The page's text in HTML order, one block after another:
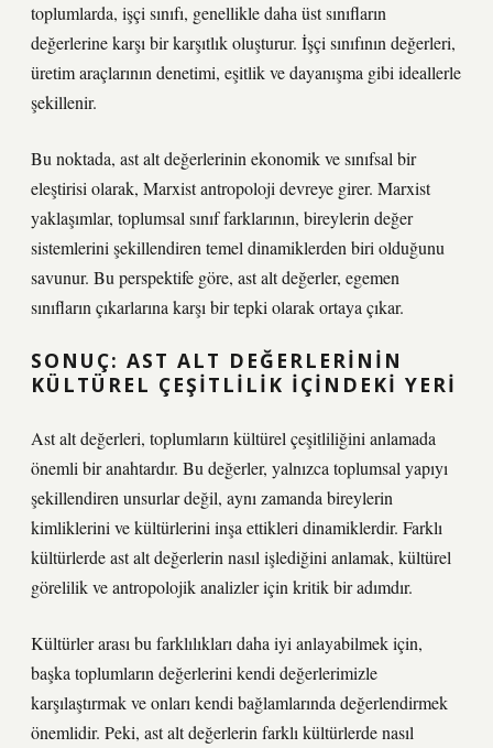
toplumlarda, işçi sınıfı, genellikle daha üst sınıfların
değerlerine karşı bir karşıtlık oluşturur. İşçi sınıfının değerleri,
üretim araçlarının denetimi, eşitlik ve dayanışma gibi ideallerle
şekillenir.
Bu noktada, ast alt değerlerinin ekonomik ve sınıfsal bir
eleştirisi olarak, Marxist antropoloji devreye girer. Marxist
yaklaşımlar, toplumsal sınıf farklarının, bireylerin değer
sistemlerini şekillendiren temel dinamiklerden biri olduğunu
savunur. Bu perspektife göre, ast alt değerler, egemen
sınıfların çıkarlarına karşı bir tepki olarak ortaya çıkar.
SONUÇ: AST ALT DEĞERLERININ
KÜLTÜREL ÇEŞITLILIK İÇINDEKI YERI
Ast alt değerleri, toplumların kültürel çeşitliliğini anlamada
önemli bir anahtardır. Bu değerler, yalnızca toplumsal yapıyı
şekillendiren unsurlar değil, aynı zamanda bireylerin
kimliklerini ve kültürlerini inşa ettikleri dinamiklerdir. Farklı
kültürlerde ast alt değerlerin nasıl işlediğini anlamak, kültürel
görelilik ve antropolojik analizler için kritik bir adımdır.
Kültürler arası bu farklılıkları daha iyi anlayabilmek için,
başka toplumların değerlerini kendi değerlerimizle
karşılaştırmak ve onları kendi bağlamlarında değerlendirmek
önemlidir. Peki, ast alt değerlerin farklı kültürlerde nasıl